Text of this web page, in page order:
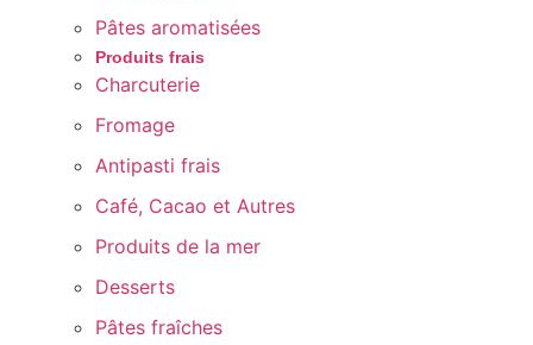
Pâtes aromatisées
Produits frais
Charcuterie
Fromage
Antipasti frais
Café, Cacao et Autres
Produits de la mer
Desserts
Pâtes fraîches